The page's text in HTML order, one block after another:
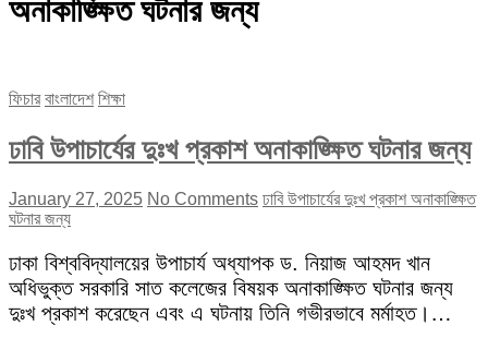
অনাকাঙ্ক্ষিত ঘটনার জন্য
ফিচার বাংলাদেশ শিক্ষা
ঢাবি উপাচার্যের দুঃখ প্রকাশ অনাকাঙ্ক্ষিত ঘটনার জন্য
January 27, 2025 No Comments ঢাবি উপাচার্যের দুঃখ প্রকাশ অনাকাঙ্ক্ষিত
ঘটনার জন্য
ঢাকা বিশ্ববিদ্যালয়ের উপাচার্য অধ্যাপক ড. নিয়াজ আহমদ খান
অধিভুক্ত সরকারি সাত কলেজের বিষয়ক অনাকাঙ্ক্ষিত ঘটনার জন্য
দুঃখ প্রকাশ করেছেন এবং এ ঘটনায় তিনি গভীরভাবে মর্মাহত।…